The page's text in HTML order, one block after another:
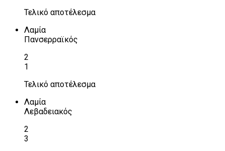
Τελικό αποτέλεσμα
Λαμία
Πανσερραϊκός
2
1
Τελικό αποτέλεσμα
Λαμία
Λεβαδειακός
2
3